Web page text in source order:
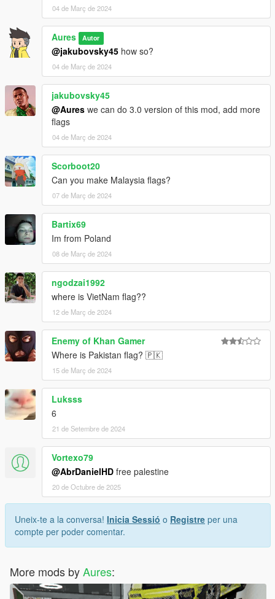
04 de Març de 2024
Aures Autor
@jakubovsky45 how so?
04 de Març de 2024
jakubovsky45
@Aures we can do 3.0 version of this mod, add more
flags
04 de Març de 2024
Scorboot20
Can you make Malaysia flags?
07 de Març de 2024
Bartix69
Im from Poland
08 de Març de 2024
ngodzai1992
where is VietNam flag??
12 de Març de 2024
Enemy of Khan Gamer
Where is Pakistan flag? 🇵🇰
15 de Març de 2024
Luksss
6
21 de Setembre de 2024
Vortexo79
@AbrDanielHD free palestine
20 de Octubre de 2025
Uneix-te a la conversa! Inicia Sessió o Registre per una
compte per poder comentar.
More mods byAures: